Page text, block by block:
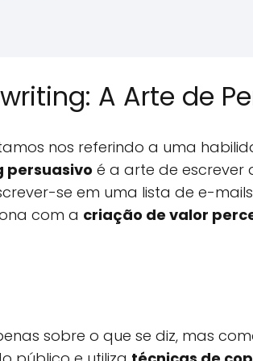
A Arte de
nos referindo a uma
persuasivo é a arte de escrever
se em uma lista de e-
com a criação de valor
sobre o que se diz, mas